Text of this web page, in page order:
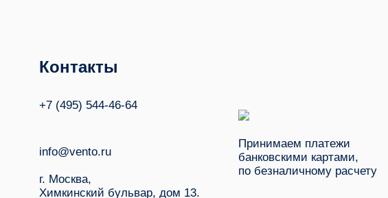
Контакты
+7 (495) 544-46-64
info@vento.ru
г. Москва,
Химкинский бульвар, дом 13.
Принимаем платежи
банковскими картами,
по безналичному расчету